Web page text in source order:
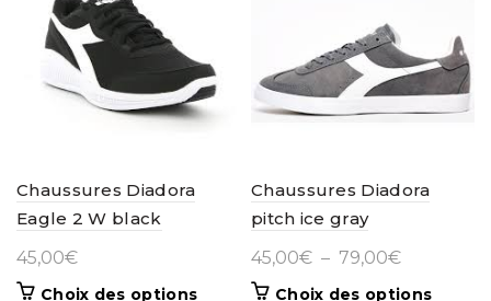
Chaussures Diadora
Eagle 2 W black
45,00€
Choix des optionsCe
Chaussures Diadora
pitch ice gray
45,00€ – 79,00€Plage
Choix des optionsCe